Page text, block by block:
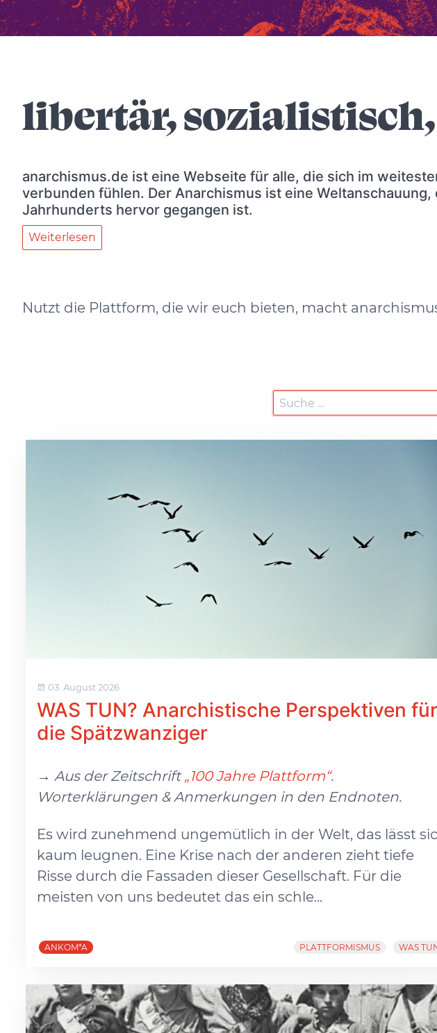
libertär,
anarchismus.de ist eine Webseite für alle, die sich im
verbunden fühlen. Der Anarchismus ist eine
Jahrhunderts hervor gegangen ist.
Weiterlesen
Nutzt die Plattform, die wir euch bieten, macht
03. August 2026
WAS TUN? Anarchistische Perspektiven für
die Spätzwanziger
→ Aus der Zeitschrift„100 Jahre Plattform“.
Worterklärungen & Anmerkungen in den Endnoten.
Es wird zunehmend ungemütlich in der Welt, das lässt
kaum leugnen. Eine Krise nach der anderen zieht tiefe
Risse durch die Fassaden dieser Gesellschaft. Für die
meisten von uns bedeutet das ein schle...
ANKOM*A PLATTFORMISMUS WAS